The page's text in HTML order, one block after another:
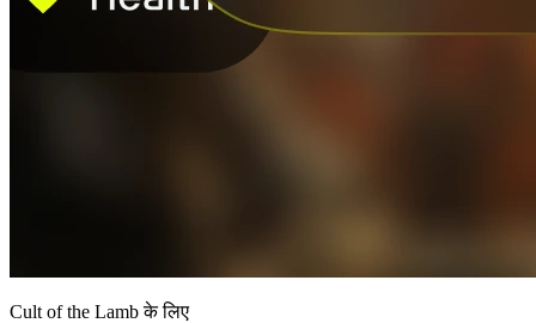
Cult of the Lamb के लिए